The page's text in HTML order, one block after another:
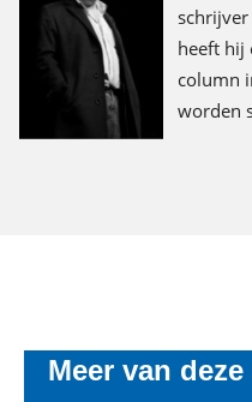
heeft hij
column
worden
Meer van